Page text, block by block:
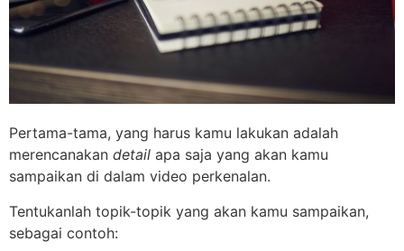
Pertama-tama, yang harus kamu lakukan adalah
merencanakan detail apa saja yang akan kamu
sampaikan di dalam video perkenalan.
Tentukanlah topik-topik yang akan kamu sampaikan,
sebagai contoh: